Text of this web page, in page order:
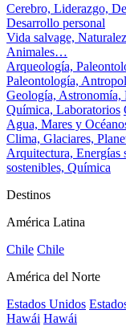
Cerebro, Liderazgo,
Desarrollo personal
Vida salvage,
Animales…
Arqueología,
Paleontología,
Geología,
Química, Laboratorios
Agua, Mares y
Clima, Glaciares,
Arquitectura, Energías
sostenibles, Química
Destinos
América Latina
Chile Chile
América del Norte
Estados Unidos
Hawái Hawái